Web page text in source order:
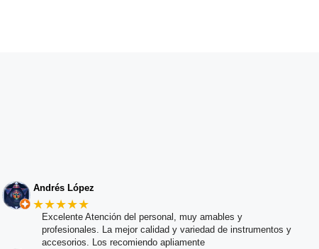
Andrés López
★★★★★
Excelente Atención del personal, muy amables y
profesionales. La mejor calidad y variedad de instrumentos y
accesorios. Los recomiendo apliamente